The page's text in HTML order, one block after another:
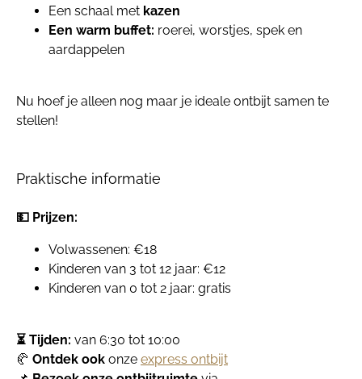
Een schaal met kazen
Een warm buffet: roerei, worstjes, spek en
aardappelen
Nu hoef je alleen nog maar je ideale ontbijt samen te
stellen!
Praktische informatie
💵 Prijzen:
Volwassenen: €18
Kinderen van 3 tot 12 jaar: €12
Kinderen van 0 tot 2 jaar: gratis
⏳ Tijden: van 6:30 tot 10:00
🥐 Ontdek ook onze express ontbijt